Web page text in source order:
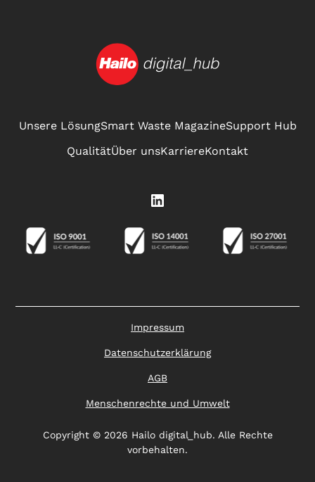
Unsere LösungSmart Waste MagazineSupport Hub
QualitätÜber unsKarriereKontakt
Copyright © 2026 Hailo digital_hub. Alle Rechte
vorbehalten.
Impressum
Datenschutzerklärung
AGB
Menschenrechte und Umwelt